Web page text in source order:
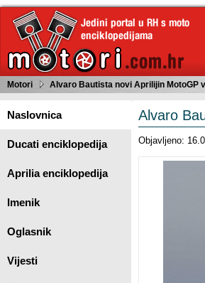
Motori Alvaro Bautista novi Aprilijin MotoGP
Naslovnica
Ducati enciklopedija
Aprilia enciklopedija
Imenik
Oglasnik
Vijesti
Alvaro
Objavljeno: